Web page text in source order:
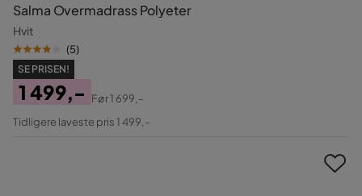
Salma Overmadrass Polyeter
Hvit
(5)
SE PRISEN!
Pris
1 499,-
Original
Før1 699,-
Tidligere laveste pris 1 499,-